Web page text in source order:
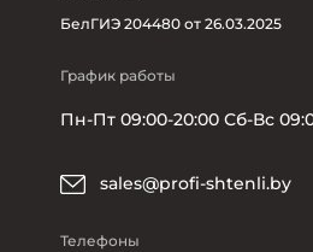
БелГИЭ 204480 от 26.03.2025
График работы
Пн-Пт 09:00-20:00 Сб-Вс
sales@profi-shtenli.by
Телефоны